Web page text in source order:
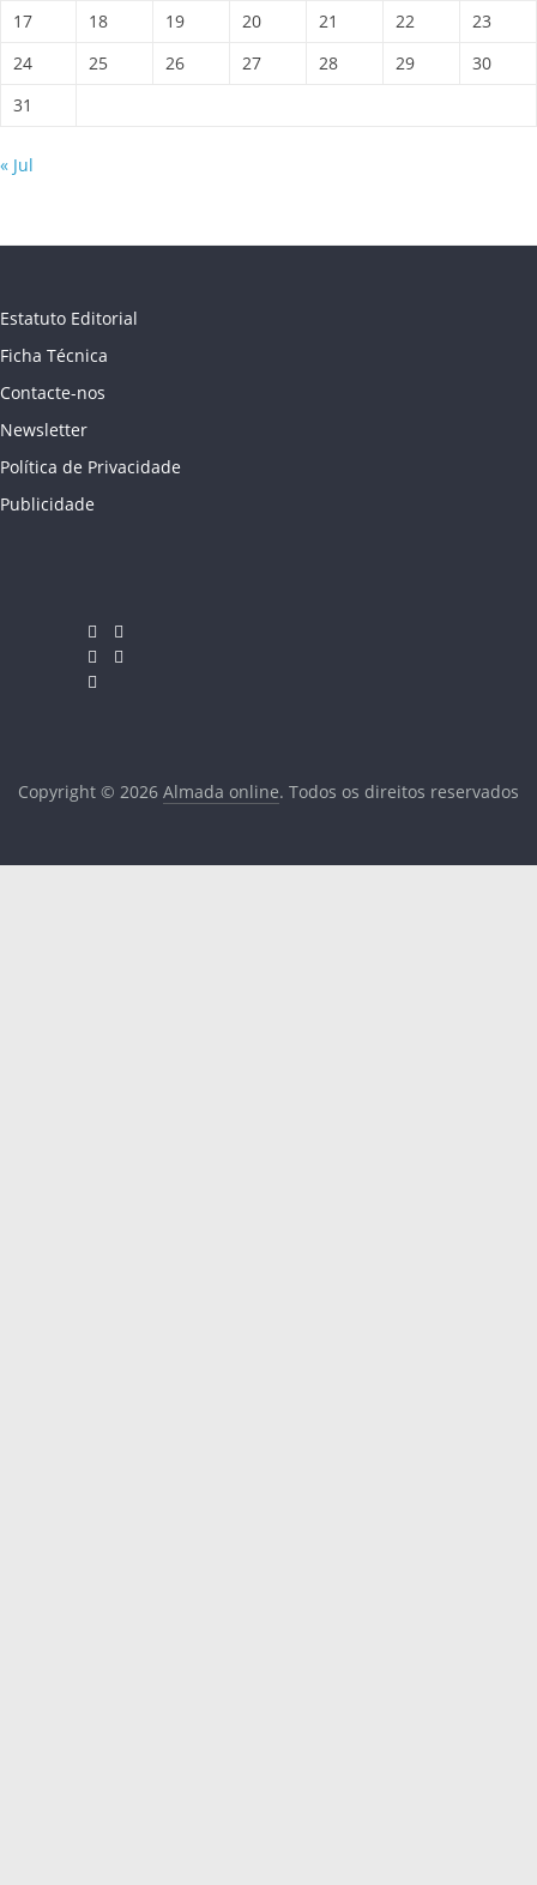
17
18 19 20 21 22
23
24
25 26 27 28 29
30
31
« Jul
Estatuto Editorial
Ficha Técnica
Contacte-nos
Newsletter
Política de Privacidade
Publicidade
Copyright © 2026 Almada online. Todos os direitos reservados